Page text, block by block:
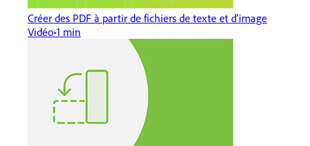
Créer des PDF à partir de fichiers de texte et d’image
Vidéo 1 min